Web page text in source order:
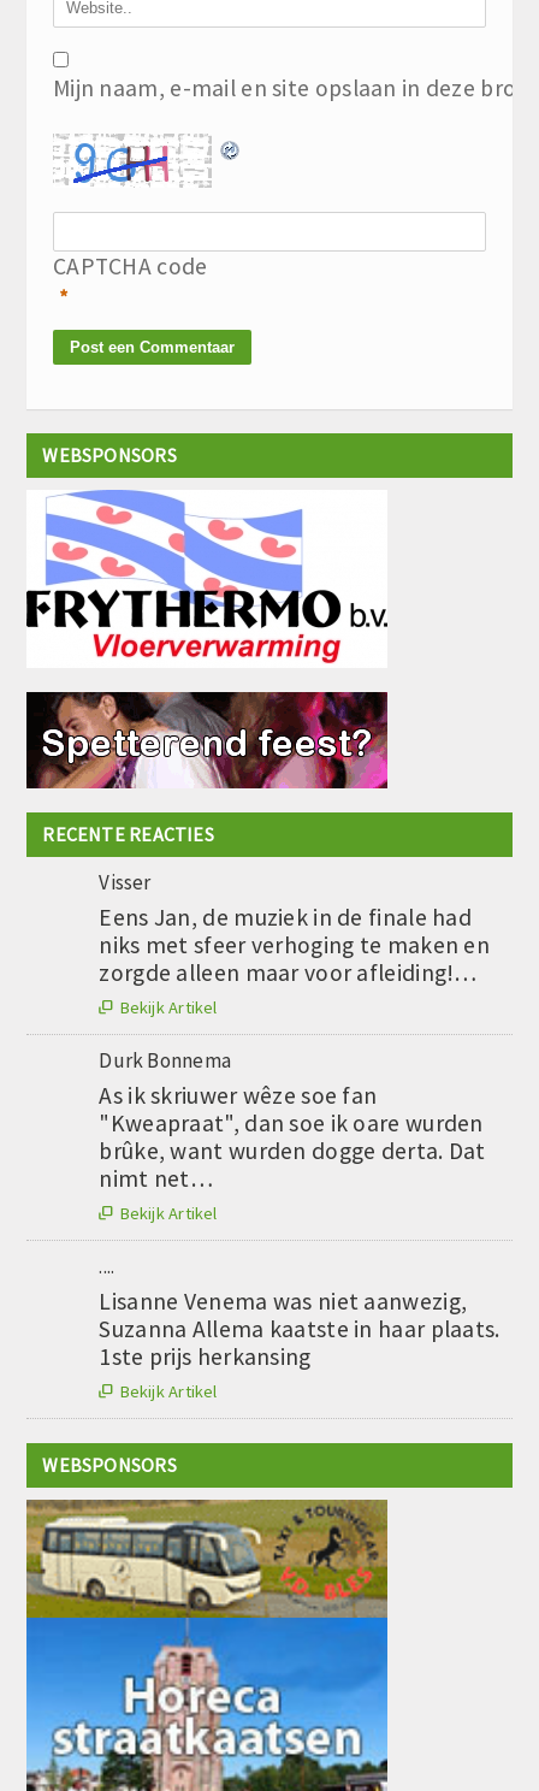
Mijn naam, e-mail en site opslaan in deze
CAPTCHA code
*
WEBSPONSORS
RECENTE REACTIES
Visser
Eens Jan, de muziek in de finale had
niks met sfeer verhoging te maken en
zorgde alleen maar voor afleiding!…
 Bekijk Artikel
Durk Bonnema
As ik skriuwer wêze soe fan
"Kweapraat", dan soe ik oare wurden
brûke, want wurden dogge derta. Dat
nimt net…
 Bekijk Artikel
....
Lisanne Venema was niet aanwezig,
Suzanna Allema kaatste in haar plaats.
1ste prijs herkansing
 Bekijk Artikel
WEBSPONSORS